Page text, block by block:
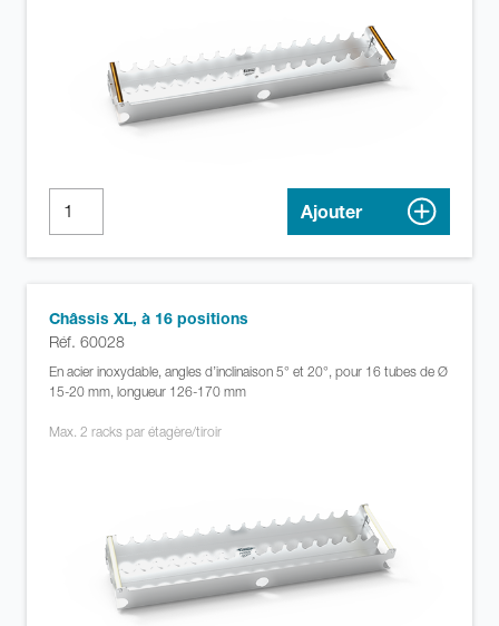
Ajouter
Châssis XL, à 16 positions
Réf. 60028
En acier inoxydable, angles d’inclinaison 5° et 20°, pour 16 tubes de Ø
15-20 mm, longueur 126-170 mm
Max. 2 racks par étagère/tiroir